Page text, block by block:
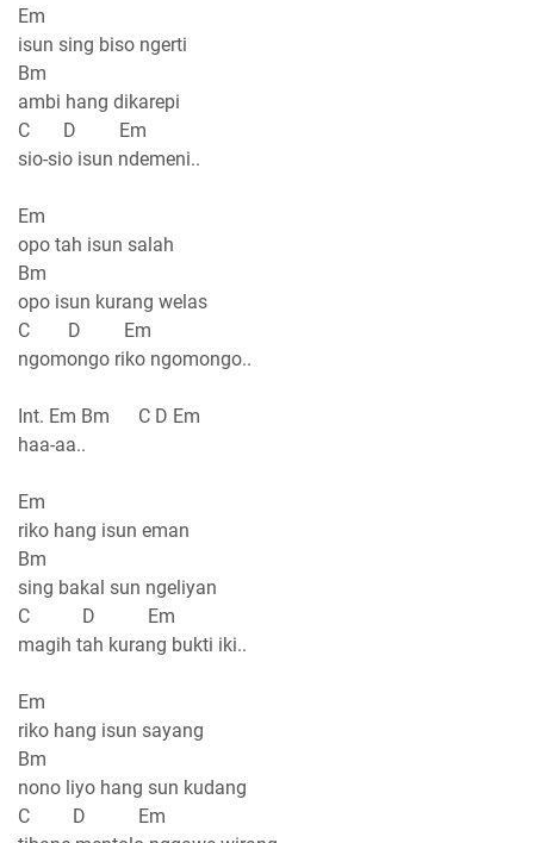
Em
isun sing biso ngerti
Bm
ambi hang dikarepi
C D Em
sio-sio isun ndemeni..
Em
opo tah isun salah
Bm
opo isun kurang welas
C D Em
ngomongo riko ngomongo..
Int. Em Bm C D Em
haa-aa..
Em
riko hang isun eman
Bm
sing bakal sun ngeliyan
C D Em
magih tah kurang bukti iki..
Em
riko hang isun sayang
Bm
nono liyo hang sun kudang
C D Em